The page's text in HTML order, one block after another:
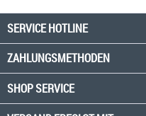
SERVICE HOTLINE
ZAHLUNGSMETHODEN
SHOP SERVICE